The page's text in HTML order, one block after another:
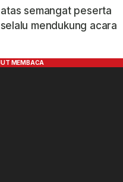
semangat peserta
mendukung acara